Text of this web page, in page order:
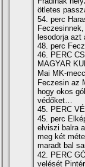
ötletes
54. perc
lesodorja azt
48. perc
46. PERC
MAGYAR
Mai MK-
Feczesin az
hogy okos
védőket…
45. PERC
45. perc
elviszi balra
meg két
maradt bal
42. PERC
velését